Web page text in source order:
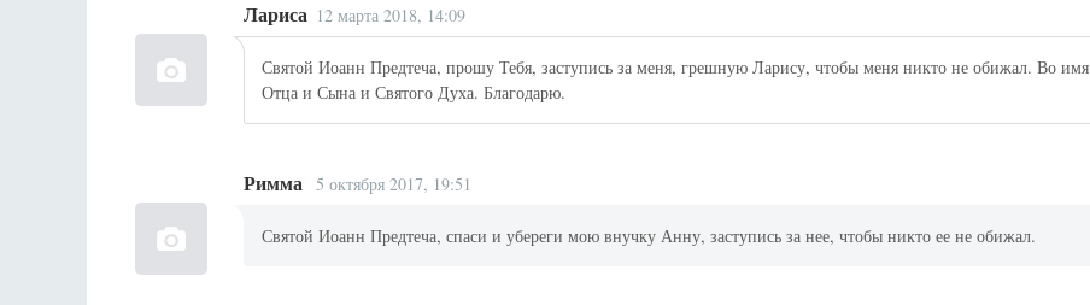
Лариса 12 марта 2018, 14:09
Святой Иоанн Предтеча, прошу Тебя, заступись за меня, грешную Ларису, чтобы меня никто не обижал. Во имя
Отца и Сына и Святого Духа. Благодарю.
Римма 5 октября 2017, 19:51
Святой Иоанн Предтеча, спаси и убереги мою внучку Анну, заступись за нее, чтобы никто ее не обижал.